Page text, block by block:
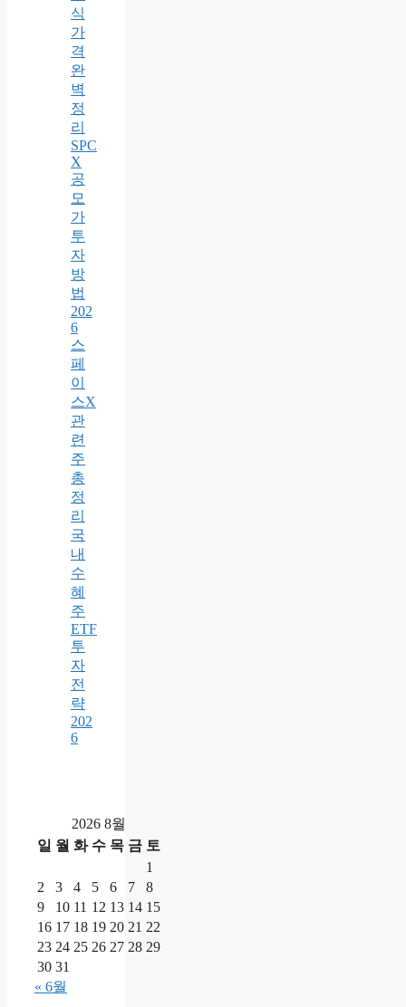
식
가
격
완
벽
정
리
SPC
X
공
모
가
투
자
방
법
202
6
스
페
이
스X
관
련
주
총
정
리
국
내
수
혜
주
ETF
투
자
전
략
202
6
2026 8월
일 월 화 수 목 금 토
1
2
3 4 5 6 7
8
9
10 11 12 13 14 15
16 17 18 19 20 21 22
23 24 25 26 27 28 29
30 31
« 6월